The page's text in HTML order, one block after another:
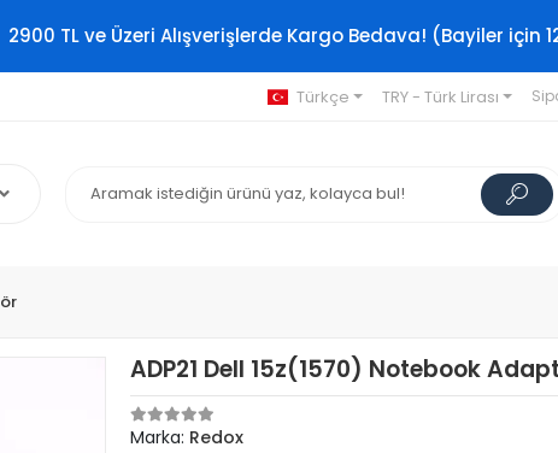
2900 TL ve Üzeri Alışverişlerde Kargo Bedava! (Bayiler için
Türkçe TRY - Türk Lirası
ADP21 Dell 15z(1570) Notebook
Marka: Redox